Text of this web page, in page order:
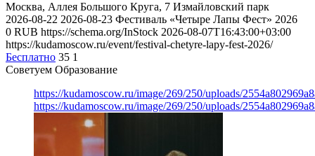
Москва, Аллея Большого Круга, 7 Измайловский парк
2026-08-22 2026-08-23 Фестиваль «Четыре Лапы Фест» 2026
0 RUB https://schema.org/InStock 2026-08-07T16:43:00+03:00
https://kudamoscow.ru/event/festival-chetyre-lapy-fest-2026/
Бесплатно 35 1
Советуем Образование
https://kudamoscow.ru/image/269/250/uploads/
https://kudamoscow.ru/image/269/250/uploads/